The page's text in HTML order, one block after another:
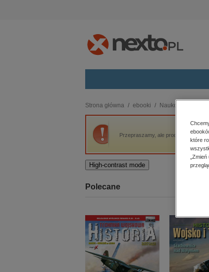
budownictwo, aranżacja wnętrz
biznesowe, branżowe,
darmowe wydania
edukacja
kobiece, lifestyle, kultura
Strona główna ebooki Naukowe i
Przepraszamy, ale produkt „Mały
High-contrast mode
Polecane
które